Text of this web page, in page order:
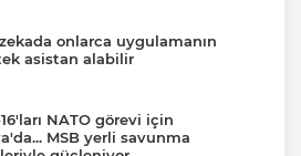
onlarca uygulamanın
asistan alabilir
NATO görevi için
MSB yerli savunma